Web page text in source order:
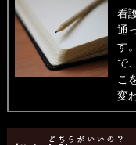
看
通
す
で
こ
変